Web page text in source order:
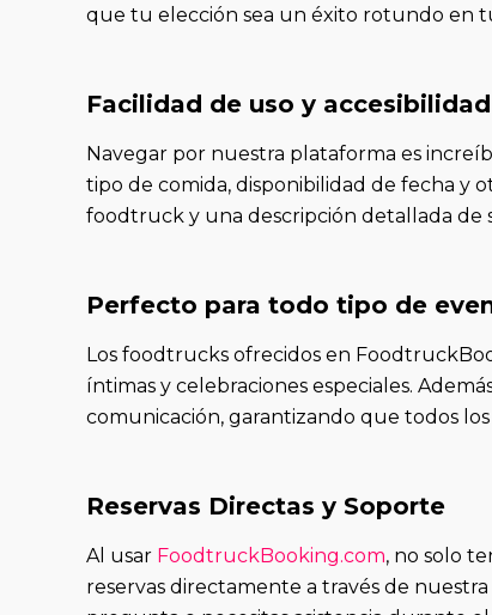
que tu elección sea un éxito rotundo en
Facilidad de uso y accesibilidad
Navegar por nuestra plataforma es
tipo de comida, disponibilidad de fecha y
foodtruck y una descripción detallada de
Perfecto para todo tipo de
Los foodtrucks ofrecidos en
íntimas y celebraciones especiales.
comunicación, garantizando que todos
Reservas Directas y Soporte
Al usar FoodtruckBooking.com, no solo
reservas directamente a través de